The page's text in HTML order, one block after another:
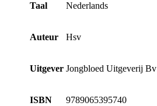
Taal Nederlands
Auteur Hsv
Uitgever Jongbloed Uitgeverij Bv
ISBN 9789065395740